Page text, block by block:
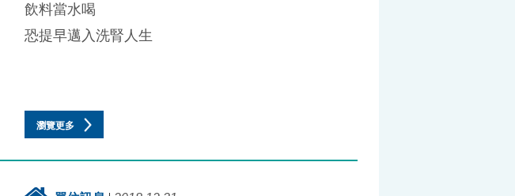
飲料當水喝
恐提早邁入洗腎人生
瀏覽更多